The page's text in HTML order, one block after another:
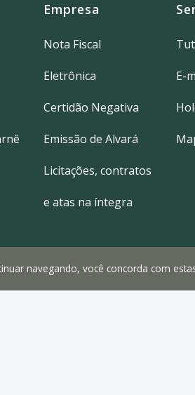
Empresa
Nota Fiscal
Eletrônica
Certidão Negativa
Emissão de Alvará
Licitações, contratos
e atas na íntegra
E-
navegando, você concorda com